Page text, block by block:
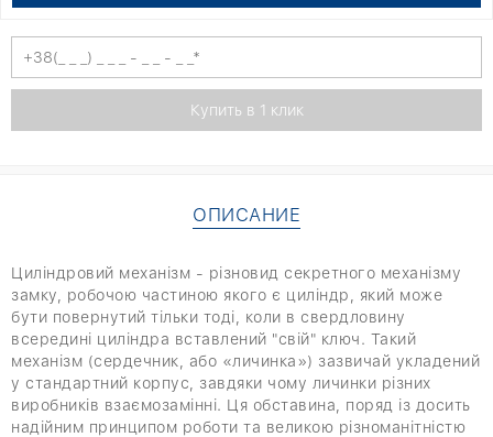
ОПИСАНИЕ
Циліндровий механізм - різновид секретного механізму
замку, робочою частиною якого є циліндр, який може
бути повернутий тільки тоді, коли в свердловину
всередині циліндра вставлений "свій" ключ. Такий
механізм (сердечник, або «личинка») зазвичай укладений
у стандартний корпус, завдяки чому личинки різних
виробників взаємозамінні. Ця обставина, поряд із досить
надійним принципом роботи та великою різноманітністю